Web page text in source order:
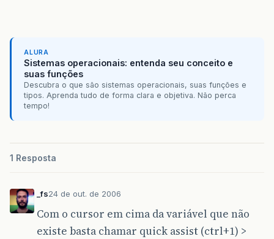
ALURA
Sistemas operacionais: entenda seu conceito e
suas funções
Descubra o que são sistemas operacionais, suas funções e
tipos. Aprenda tudo de forma clara e objetiva. Não perca
tempo!
1 Resposta
_fs24 de out. de 2006
Com o cursor em cima da variável que não
existe basta chamar quick assist (ctrl+1) >